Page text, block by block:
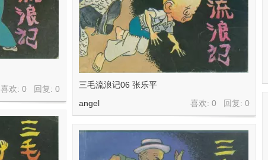
喜欢: 0 回复:0
三毛流浪记06 张乐平
喜欢: 0 回复:0
angel